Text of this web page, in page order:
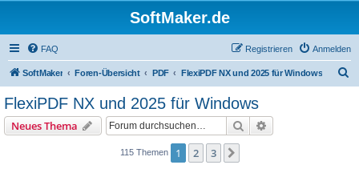
SoftMaker.de
FAQ Anmelden
Registrieren
SoftMaker Foren-Übersicht PDF FlexiPDF NX und 2025 für Windows
FlexiPDF NX und 2025 für Windows
Neues Thema Suche
115 Themen 1 2 3